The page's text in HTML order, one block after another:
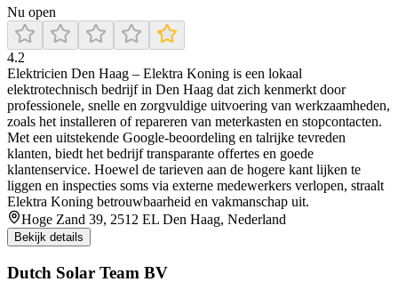
Nu open
4.2
Elektricien Den Haag – Elektra Koning is een lokaal
elektrotechnisch bedrijf in Den Haag dat zich kenmerkt door
professionele, snelle en zorgvuldige uitvoering van werkzaamheden,
zoals het installeren of repareren van meterkasten en stopcontacten.
Met een uitstekende Google‑beoordeling en talrijke tevreden
klanten, biedt het bedrijf transparante offertes en goede
klantenservice. Hoewel de tarieven aan de hogere kant lijken te
liggen en inspecties soms via externe medewerkers verlopen, straalt
Elektra Koning betrouwbaarheid en vakmanschap uit.
Hoge Zand 39, 2512 EL Den Haag, Nederland
Bekijk details
Dutch Solar Team BV